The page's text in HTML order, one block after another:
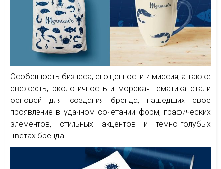
Особенность бизнеса, его ценности и миссия, а также
свежесть, экологичность и морская тематика стали
основой для создания бренда, нашедших свое
проявление в удачном сочетании форм, графических
элементов, стильных акцентов и темно-голубых
цветах бренда.